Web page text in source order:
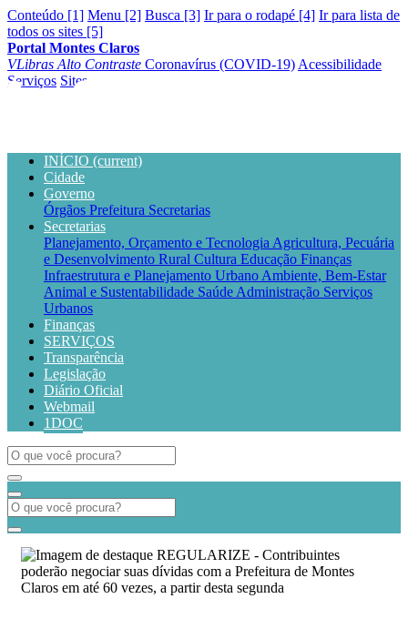
Conteúdo [1] Menu [2] Busca [3] Ir para o rodapé [4] Ir para lista de
todos os sites [5]
Portal Montes Claros
VLibras Alto Contraste Coronavírus (COVID-19) Acessibilidade
Serviços Sites
INÍCIO (current)
Cidade
Governo
Órgãos Prefeitura Secretarias
Secretarias
Planejamento, Orçamento e Tecnologia Agricultura, Pecuária
e Desenvolvimento Rural Cultura Educação Finanças
Infraestrutura e Planejamento Urbano Ambiente, Bem-Estar
Animal e Sustentabilidade Saúde Administração Serviços
Urbanos
Finanças
SERVIÇOS
Transparência
Legislação
Diário Oficial
Webmail
1DOC